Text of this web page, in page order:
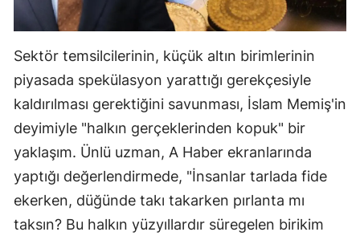
Sektör temsilcilerinin, küçük altın birimlerinin
piyasada spekülasyon yarattığı gerekçesiyle
kaldırılması gerektiğini savunması, İslam Memiş'in
deyimiyle "halkın gerçeklerinden kopuk" bir
yaklaşım. Ünlü uzman, A Haber ekranlarında
yaptığı değerlendirmede, "İnsanlar tarlada fide
ekerken, düğünde takı takarken pırlanta mı
taksın? Bu halkın yüzyıllardır süregelen birikim